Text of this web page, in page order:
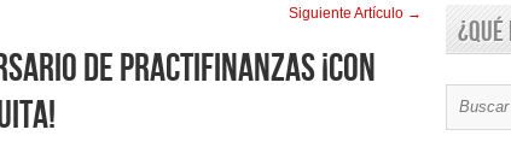
Siguiente Artí­culo →
de PractiFinanzas ¡Con